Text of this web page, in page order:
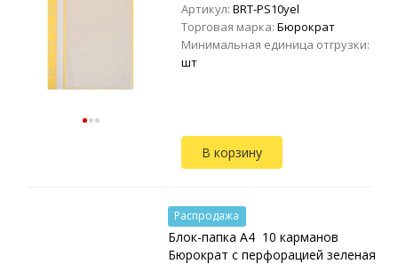
Артикул: BRT-PS10yel
Торговая марка: Бюрократ
Минимальная единица отгрузки:
шт
В корзину
Распродажа
Блок-папка A4 10 карманов
Бюрократ с перфорацией зеленая